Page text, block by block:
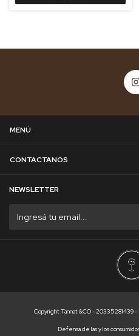
MENÚ
CONTACTANOS
NEWSLETTER
Copyright Tannat &CO - 20335281439
Defensa de las y los